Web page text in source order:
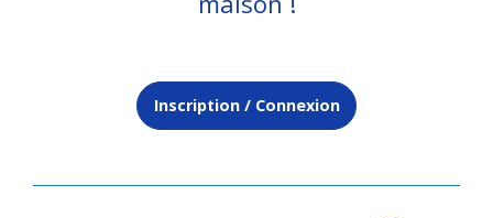
Inscription / Connexion